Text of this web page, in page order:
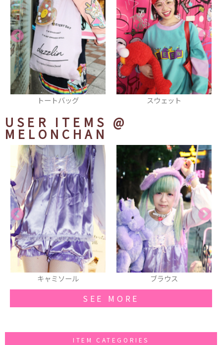
トートバッグ スウェット
USER ITEMS @
MELONCHAN
キャミソール ブラウス
SEE MORE
ITEM CATEGORIES